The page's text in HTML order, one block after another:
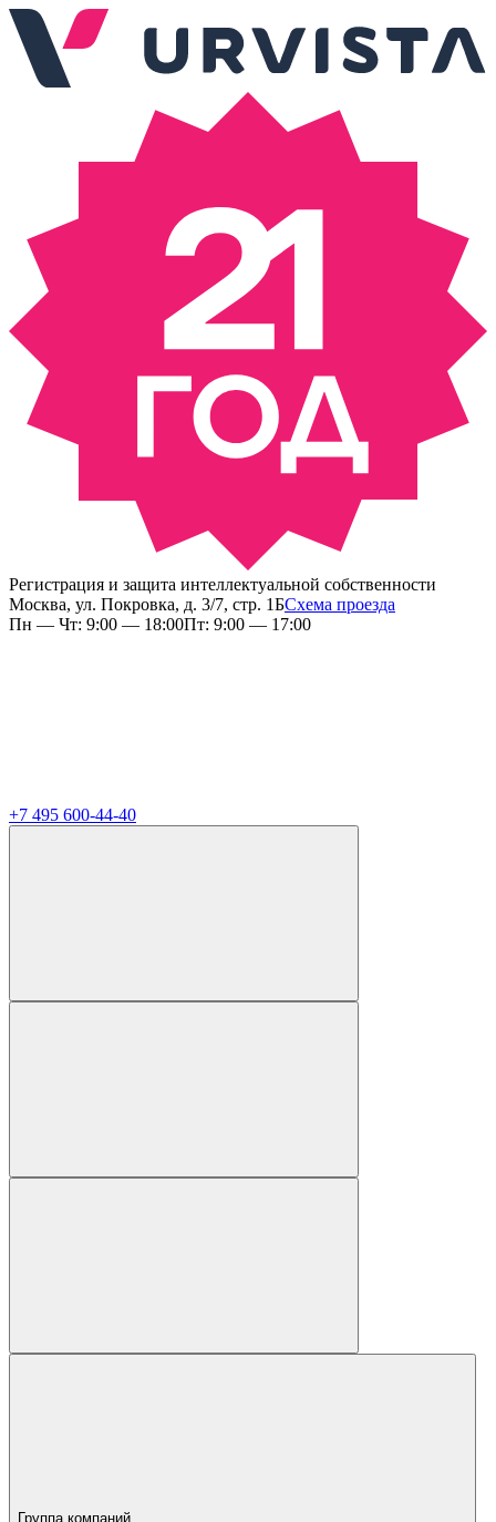
Регистрация и защита интеллектуальной собственности
Москва, ул. Покровка, д. 3/7, стр. 1БСхема проезда
Пн — Чт: 9:00 — 18:00Пт: 9:00 — 17:00
+7 495 600-44-40
Группа компаний